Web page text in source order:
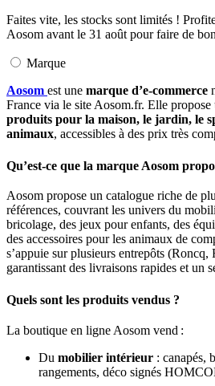
Faites vite, les stocks sont limités !
Aosom avant le 31 août pour faire de
Marque
Aosom est une marque d’e‑commerce
France via le site Aosom.fr. Elle propose
produits pour la maison, le jardin, le
animaux, accessibles à des prix très
Qu’est‑ce que la marque Aosom
Aosom propose un catalogue riche de
références, couvrant les univers du
bricolage, des jeux pour enfants, des
des accessoires pour les animaux de
s’appuie sur plusieurs entrepôts
garantissant des livraisons rapides et un
Quels sont les produits vendus ?
La boutique en ligne Aosom vend :
Du mobilier intérieur : canapés,
rangements, déco signés